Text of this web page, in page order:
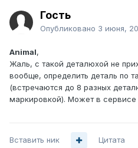
Гость
Опубликовано 3 июня,
Animal,
Жаль, с такой деталюхой не
вообще, определить деталь по
(встречаются до 8 разных
маркировкой). Может в сервисе
Вставить ник Цитата